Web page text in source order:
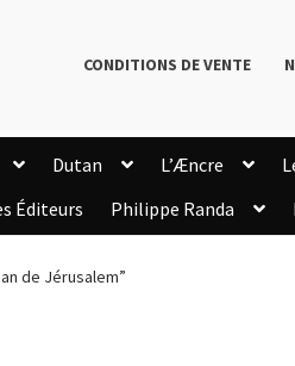
CONDITIONS DE VENTE
Dutan L’Æncre
Éditeurs Philippe Randa
de Jérusalem”